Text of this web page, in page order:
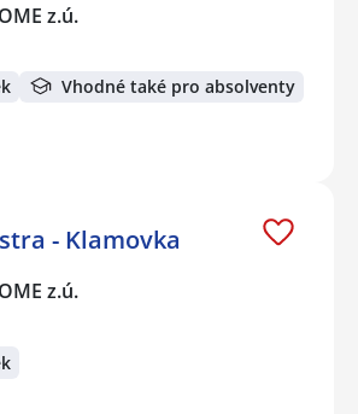
z.ú.
Vhodné také pro absolventy
- Klamovka
z.ú.